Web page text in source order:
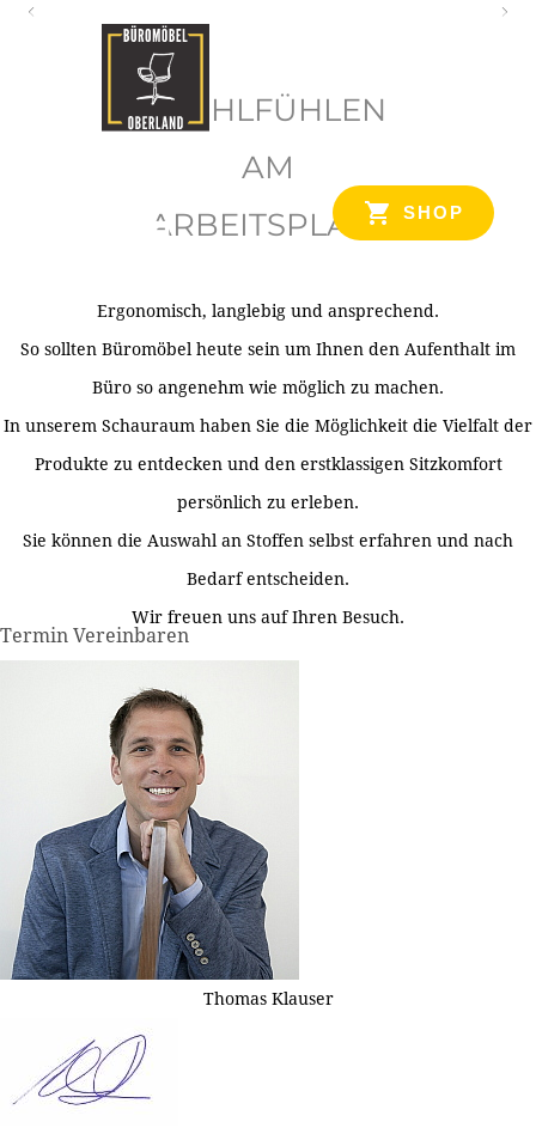
SHOP
WOHLFÜHLEN
AM
ARBEITSPLATZ
Ergonomisch, langlebig und ansprechend.
So sollten Büromöbel heute sein um Ihnen den Aufenthalt im
Büro so angenehm wie möglich zu machen.
In unserem Schauraum haben Sie die Möglichkeit die Vielfalt der
Produkte zu entdecken und den erstklassigen Sitzkomfort
persönlich zu erleben.
Sie können die Auswahl an Stoffen selbst erfahren und nach
Bedarf entscheiden.
Wir freuen uns auf Ihren Besuch.
Termin Vereinbaren
Thomas Klauser